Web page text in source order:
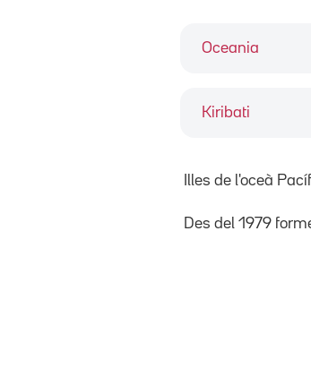
Oceania
Kiribati
Illes de l'oceà
Des del 1979